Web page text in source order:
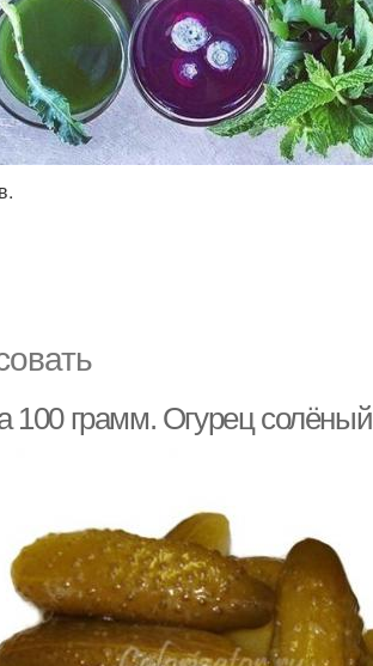
грамм. Огурец солёный